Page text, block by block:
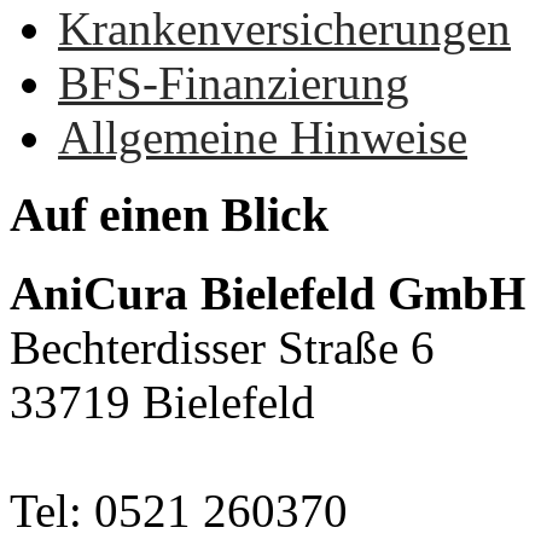
Krankenversicherungen
BFS-Finanzierung
Allgemeine Hinweise
Auf einen Blick
AniCura Bielefeld GmbH
Bechterdisser Straße 6
33719 Bielefeld
Tel: 0521 260370